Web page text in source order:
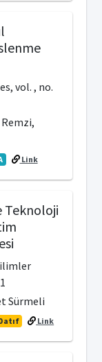
vol. , no.
Link
Teknoloji
Sürmeli
atıf Link